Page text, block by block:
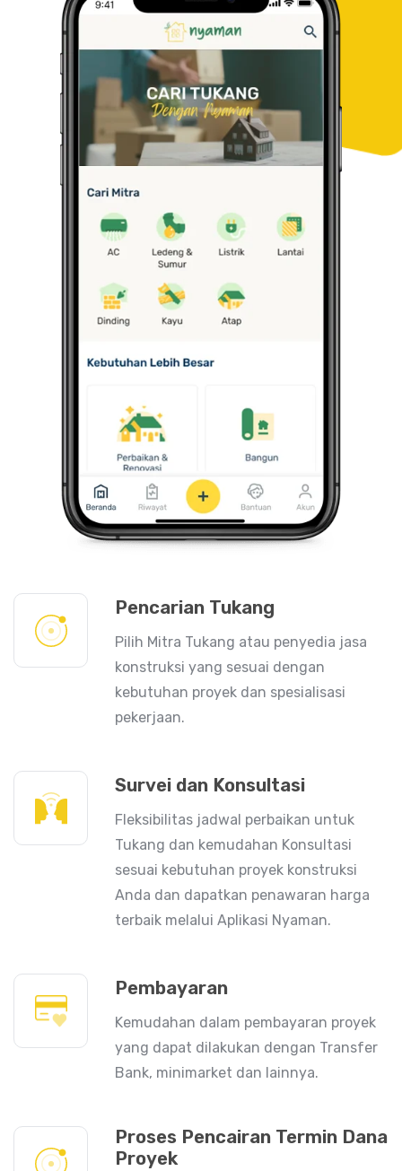
Pencarian Tukang
Pilih Mitra Tukang atau penyedia jasa
konstruksi yang sesuai dengan
kebutuhan proyek dan spesialisasi
pekerjaan.
Survei dan Konsultasi
Fleksibilitas jadwal perbaikan untuk
Tukang dan kemudahan Konsultasi
sesuai kebutuhan proyek konstruksi
Anda dan dapatkan penawaran harga
terbaik melalui Aplikasi Nyaman.
Pembayaran
Kemudahan dalam pembayaran proyek
yang dapat dilakukan dengan Transfer
Bank, minimarket dan lainnya.
Proses Pencairan Termin Dana
Proyek